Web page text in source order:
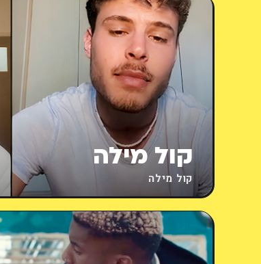
קול מילה
קול מילה